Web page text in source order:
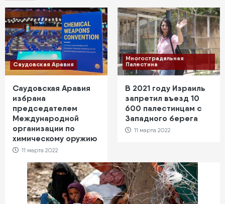
Саудовская Аравия
Саудовская Аравия
избрана
председателем
Международной
организации по
химическому оружию
11 марта 2022
Многострадальная
Палестина
В 2021 году Израиль
запретил въезд 10
600 палестинцам с
Западного берега
11 марта 2022